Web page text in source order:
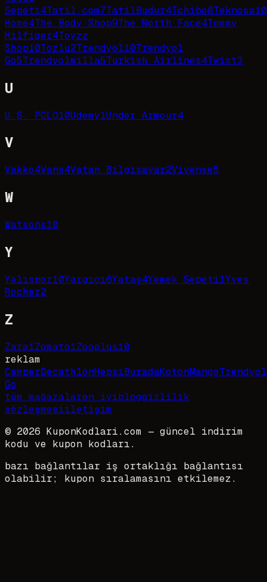
Sepeti4Tatil.com7TatilBudur4Tchibo8Teknosa10
Home4The Body Shop9The North Face4Tommy
Hilfiger4Toyzz
Shop10Tozlu2Trendyol10Trendyol
Go5Trendyolmilla5Turkish Airlines4Twist3
U
U.S. POLO10Udemy1Under Armour4
V
Vakko4Vans4Vatan Bilgisayar2Vivense5
W
Watsons10
Y
Yalıspor10Yargıcı6Yataş4Yemek Sepeti1Yves
Rocher2
Z
Zara1Zomato1Zooplus10
reklam
CamperDecathlonHepsiBuradaKotonMangoTrendyol
Go
tüm mağazalaren iyibloggizlilik
sözleşmesiiletişim
© 2026 KuponKodlari.com — güncel indirim
kodu ve kupon kodları.
bazı bağlantılar iş ortaklığı bağlantısı
olabilir; kupon sıralamasını etkilemez.